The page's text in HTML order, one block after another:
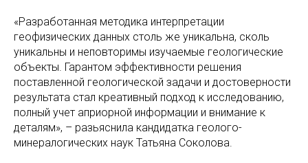
«Разработанная методика интерпретации
геофизических данных столь же уникальна, сколь
уникальны и неповторимы изучаемые геологические
объекты. Гарантом эффективности решения
поставленной геологической задачи и достоверности
результата стал креативный подход к исследованию,
полный учет априорной информации и внимание к
деталям», – разьяснила кандидатка геолого-
минералогических наук Татьяна Соколова.